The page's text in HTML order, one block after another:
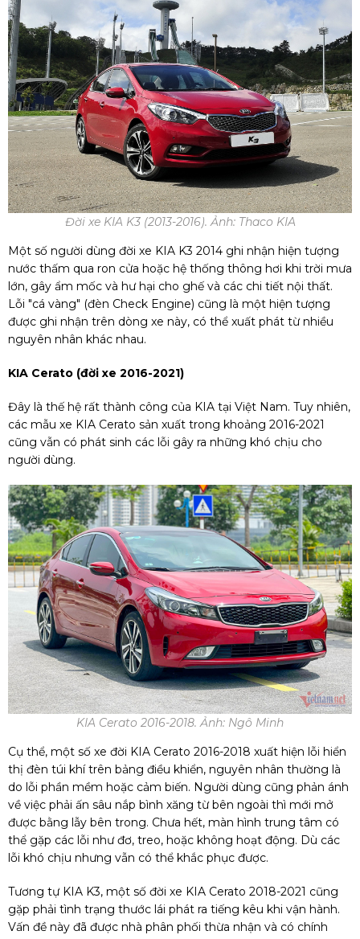
Đời xe KIA K3 (2013-2016). Ảnh: Thaco KIA
Một số người dùng đời xe KIA K3 2014 ghi nhận hiện tượng
nước thấm qua ron cửa hoặc hệ thống thông hơi khi trời mưa
lớn, gây ẩm mốc và hư hại cho ghế và các chi tiết nội thất.
Lỗi "cá vàng" (đèn Check Engine) cũng là một hiện tượng
được ghi nhận trên dòng xe này, có thể xuất phát từ nhiều
nguyên nhân khác nhau.
KIA Cerato (đời xe 2016-2021)
Đây là thế hệ rất thành công của KIA tại Việt Nam. Tuy nhiên,
các mẫu xe KIA Cerato sản xuất trong khoảng 2016-2021
cũng vẫn có phát sinh các lỗi gây ra những khó chịu cho
người dùng.
KIA Cerato 2016-2018. Ảnh: Ngô Minh
Cụ thể, một số xe đời KIA Cerato 2016-2018 xuất hiện lỗi hiển
thị đèn túi khí trên bảng điều khiển, nguyên nhân thường là
do lỗi phần mềm hoặc cảm biến. Người dùng cũng phản ánh
về việc phải ấn sâu nắp bình xăng từ bên ngoài thì mới mở
được bằng lẫy bên trong. Chưa hết, màn hình trung tâm có
thể gặp các lỗi như đơ, treo, hoặc không hoạt động. Dù các
lỗi khó chịu nhưng vẫn có thể khắc phục được.
Tương tự KIA K3, một số đời xe KIA Cerato 2018-2021 cũng
gặp phải tình trạng thước lái phát ra tiếng kêu khi vận hành.
Vấn đề này đã được nhà phân phối thừa nhận và có chính